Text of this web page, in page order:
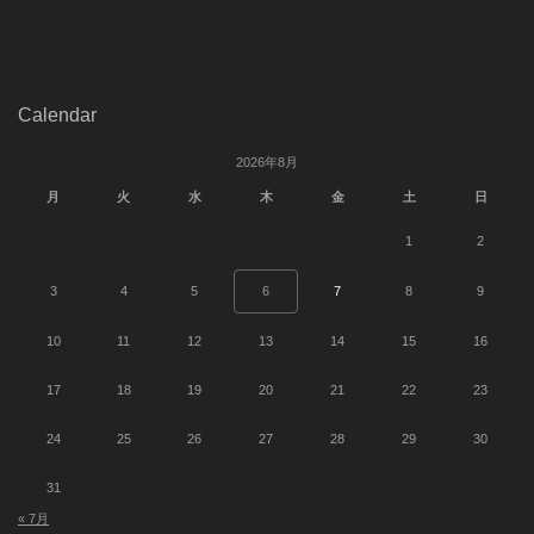
Calendar
2026年8月
月 火 水 木 金 土 日
1 2
3 4 5 6 7 8 9
10 11 12 13 14 15 16
17 18 19 20 21 22 23
24 25 26 27 28 29 30
31
« 7月